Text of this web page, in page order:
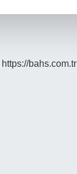
https://bahs.com.tr